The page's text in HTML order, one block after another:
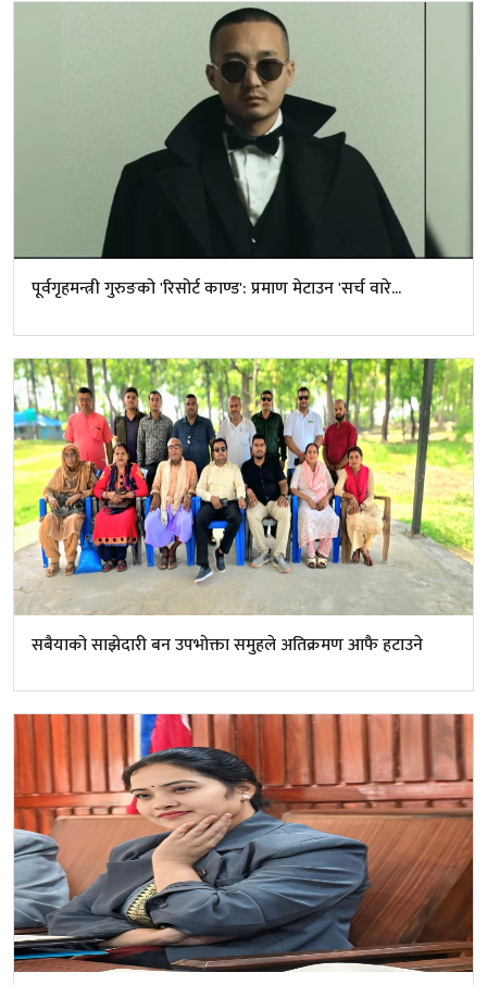
पूर्वगृहमन्त्री गुरुङको 'रिसोर्ट काण्ड': प्रमाण मेटाउन 'सर्च वारे...
सबैयाको साझेदारी बन उपभोक्ता समुहले अतिक्रमण आफै हटाउने